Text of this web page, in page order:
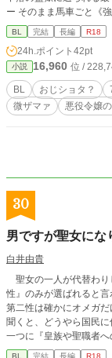
ー そのまま馬車ごと《
れる。 九死に一生を得たユスティアを拾ったのは、《強欲の魔王》と呼ばれる
少年だった。 生贄として廃棄された元公爵のおっさんが、天使みたいな魔王に
料理を貢いだり甘やか
に成長します。 甘やかし元公爵×お子様魔王。主に攻め(元公爵)視点。 **********
************************** ＊独自設定があります。随時更新の【人物紹介とネタ
バレ含む裏設定】を参考
りません。 ＊コメント
す。 ＊ストックがあれ
BL 完結 長編 R18
24h.ポイント 42pt
小説 16,960 位 /
BL おじショタ？
微ザマァ
悪役令嬢
30
男ですが聖女にな
白井由貴
聖女の一人が代替わ
性』のみが選ばれると
第二性は確かにオメガ
聞くと、どうやら国民
一つに『皇族や聖職者へ
バース要素あり（※独自設定あり）】 ※R18要素が
BL 完結 長編 R18